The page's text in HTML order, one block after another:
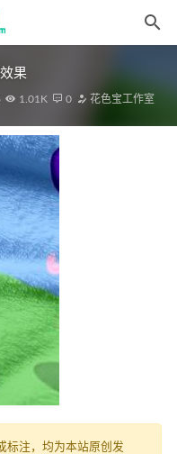
果
1.01K 0 花色宝工作室
标注，均为本站原创发
03-17
03-31
04-08
08
03-29